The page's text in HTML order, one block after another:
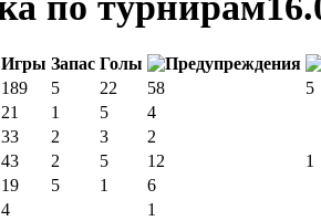
Игры Запас Голы
189 5 22 58
5
21 1 5
4
33 2 3
2
43 2 5 12
1
19 5 1
6
4 1